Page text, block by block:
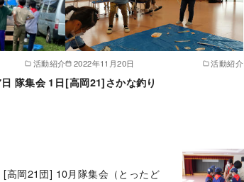
活動紹介
隊集会 1日
2022年11月20日 活動紹介
[高岡21]さかな釣り
[高岡21団] 10月隊集会（とったど